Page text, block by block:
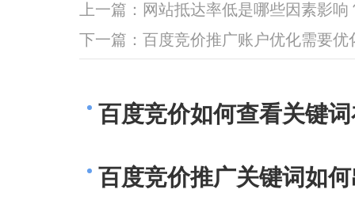
上一篇： 网站抵达率低是哪些因素影
下一篇： 百度竞价推广账户优化需要优
百度竞价如何查看关键
百度竞价推广关键词如